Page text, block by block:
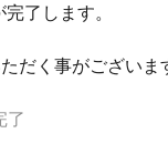
了します。
だく事がございま
了